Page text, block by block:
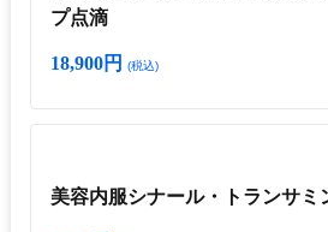
プ点滴
18,900円 (税込)
美容内服シナール・トランサミ